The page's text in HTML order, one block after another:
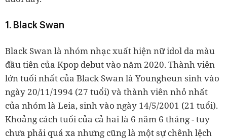
1. Black Swan
Black Swan là nhóm nhạc xuất hiện nữ idol da màu
đầu tiên của Kpop debut vào năm 2020. Thành viên
lớn tuổi nhất của Black Swan là Youngheun sinh vào
ngày 20/11/1994 (27 tuổi) và thành viên nhỏ nhất
của nhóm là Leia, sinh vào ngày 14/5/2001 (21 tuổi).
Khoảng cách tuổi của cả hai là 6 năm 6 tháng - tuy
chưa phải quá xa nhưng cũng là một sự chênh lệch